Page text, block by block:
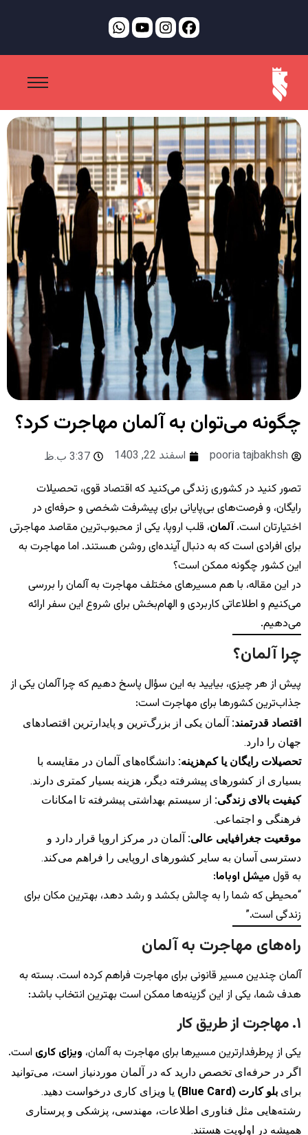
چگونه می‌توان به آلمان مهاجرت کرد؟
pooria tajbakhsh اسفند 22, 1403 3:37 ب.ظ
تصور کنید در کشوری زندگی می‌کنید که اقتصاد قوی، تحصیلات
رایگان، و فرصت‌های بی‌پایانی برای پیشرفت شخصی و حرفه‌ای در
اختیارتان است.آلمان، قلب اروپا، یکی از محبوب‌ترین مقاصد مهاجرتی
برای افرادی است که به دنبال آینده‌ای روشن هستند. اما مهاجرت به
این کشور چگونه ممکن است؟
در این مقاله، با هم مسیرهای مختلف مهاجرت به آلمان را بررسی
می‌کنیم و اطلاعاتی کاربردی و الهام‌بخش برای شروع این سفر ارائه
می‌دهیم.
چرا آلمان؟
پیش از هر چیزی، بیایید به این سؤال پاسخ دهیم که چرا آلمان یکی از
جذاب‌ترین کشورها برای مهاجرت است:
اقتصاد قدرتمند: آلمان یکی از بزرگ‌ترین و پایدارترین اقتصادهای
جهان را دارد.
تحصیلات رایگان یا کم‌هزینه: دانشگاه‌های آلمان در مقایسه با
بسیاری از کشورهای پیشرفته دیگر، هزینه بسیار کمتری دارند.
کیفیت بالای زندگی: از سیستم بهداشتی پیشرفته تا امکانات
فرهنگی و اجتماعی.
موقعیت جغرافیایی عالی: آلمان در مرکز اروپا قرار دارد و
دسترسی آسان به سایر کشورهای اروپایی را فراهم می‌کند.
به قول میشل اوباما:
“محیطی که شما را به چالش بکشد و رشد دهد، بهترین مکان برای
زندگی است.”
راه‌های مهاجرت به آلمان
آلمان چندین مسیر قانونی برای مهاجرت فراهم کرده است. بسته به
هدف شما، یکی از این گزینه‌ها ممکن است بهترین انتخاب باشد:
۱. مهاجرت از طریق کار
یکی از پرطرفدارترین مسیرها برای مهاجرت به آلمان، ویزای کاری است.
اگر در حرفه‌ای تخصص دارید که در آلمان موردنیاز است، می‌توانید
برای بلو کارت (Blue Card)
یا ویزای کاری درخواست دهید.
رشته‌هایی مثل فناوری اطلاعات، مهندسی، پزشکی و پرستاری
همیشه در اولویت هستند.